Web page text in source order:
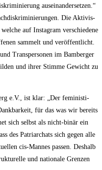
aus­ein­an­der­set­zen.“
Die Akti­vis­
auf Insta­gram ver­schie­de­ne
sam­melt und ver­öf­fent­licht.
Trans­per­so­nen im Bam­ber­ger
und ihrer Stim­me Gewicht zu
e.V., ist klar: „Der femi­nis­ti­
für das was wir bereits
sich selbst als nicht-binär ein
des Patri­ar­chats sich gegen alle
cis-Man­nes pas­sen. Des­halb
und natio­na­le Gren­zen